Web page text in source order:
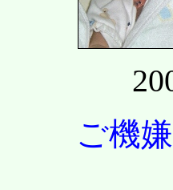
ご機